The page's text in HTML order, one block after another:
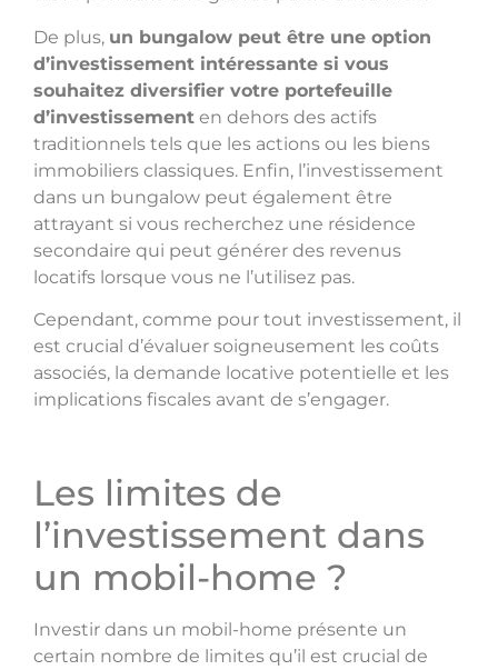
De plus, un bungalow peut être une option
d’investissement intéressante si vous
souhaitez diversifier votre portefeuille
d’investissement en dehors des actifs
traditionnels tels que les actions ou les biens
immobiliers classiques. Enfin, l’investissement
dans un bungalow peut également être
attrayant si vous recherchez une résidence
secondaire qui peut générer des revenus
locatifs lorsque vous ne l’utilisez pas.
Cependant, comme pour tout investissement, il
est crucial d’évaluer soigneusement les coûts
associés, la demande locative potentielle et les
implications fiscales avant de s’engager.
Les limites de
l’investissement dans
un mobil-home ?
Investir dans un mobil-home présente un
certain nombre de limites qu’il est crucial de